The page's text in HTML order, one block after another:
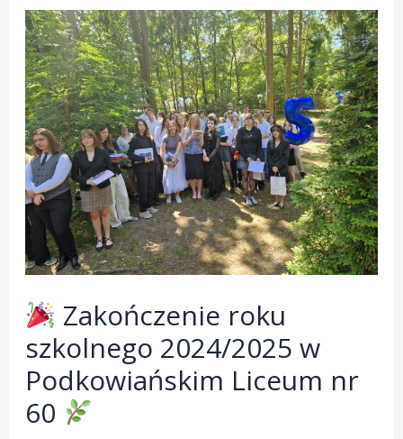
Zakończenie roku
szkolnego 2024/2025 w
Podkowiańskim Liceum nr
60